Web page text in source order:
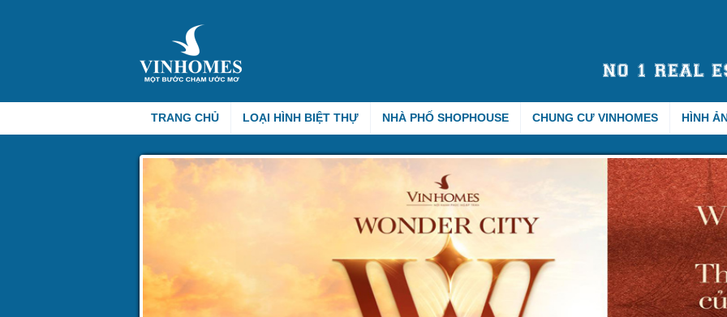
TRANG CHỦ LOẠI HÌNH BIỆT THỰ NHÀ PHỐ SHOPHOUSE CHUNG CƯ VINHOMES HÌNH